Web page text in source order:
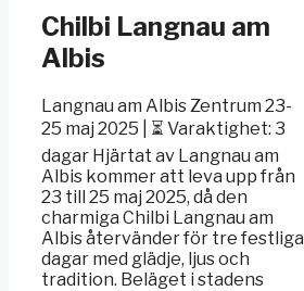
Chilbi Langnau am
Albis
Langnau am Albis Zentrum 23-
25 maj 2025 | ⏳ Varaktighet: 3
dagar Hjärtat av Langnau am
Albis kommer att leva upp från
23 till 25 maj 2025, då den
charmiga Chilbi Langnau am
Albis återvänder för tre festliga
dagar med glädje, ljus och
tradition. Beläget i stadens